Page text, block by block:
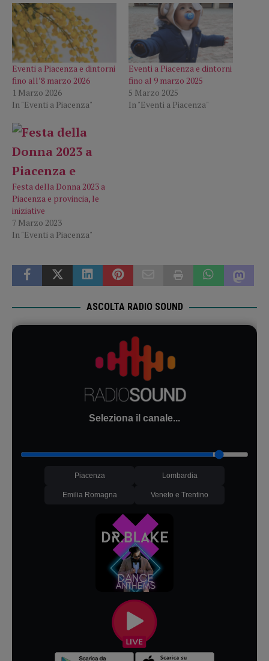
Eventi a Piacenza e dintorni
fino all’8 marzo 2026
1 Marzo 2026
In "Eventi a Piacenza"
Eventi a Piacenza e dintorni
fino al 9 marzo 2025
5 Marzo 2025
In "Eventi a Piacenza"
Festa della Donna 2023 a
Piacenza e provincia, le
iniziative
7 Marzo 2023
In "Eventi a Piacenza"
ASCOLTA RADIO SOUND
Seleziona il canale...
Piacenza Lombardia
Emilia Romagna Veneto e Trentino